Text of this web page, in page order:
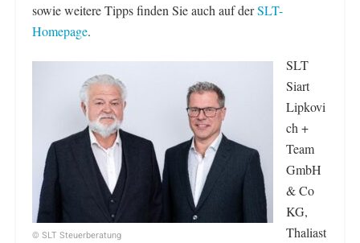
sowie weitere Tipps finden Sie auch auf derSLT-
Homepage.
© SLT Steuerberatung
SLT
Siart
Lipkovi
ch +
Team
GmbH
& Co
KG,
Thaliast